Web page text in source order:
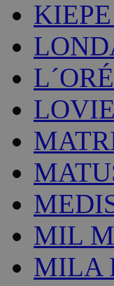
KIEPE
MIL
MILA